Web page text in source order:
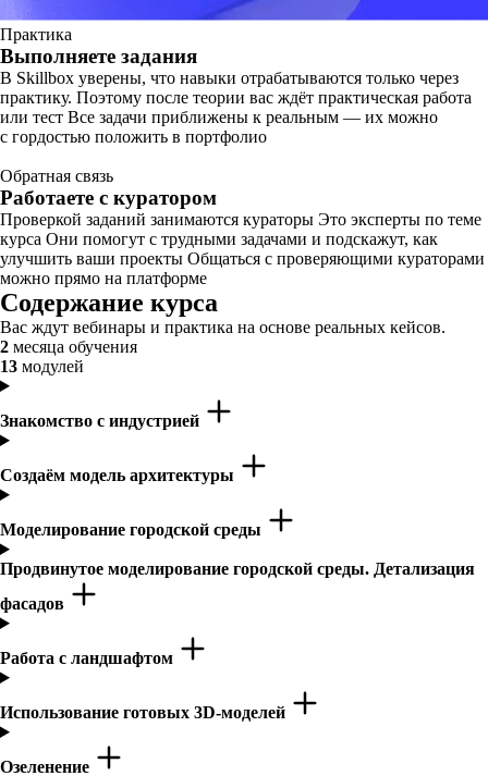
Практика
Выполняете задания
В Skillbox уверены, что навыки отрабатываются только через
практику. Поэтому после теории вас ждёт практическая работа
или тест Все задачи приближены к реальным — их можно
с гордостью положить в портфолио
Обратная связь
Работаете с куратором
Проверкой заданий занимаются кураторы Это эксперты по теме
курса Они помогут с трудными задачами и подскажут, как
улучшить ваши проекты Общаться с проверяющими кураторами
можно прямо на платформе
Содержание курса
Вас ждут вебинары и практика на основе реальных кейсов.
2 месяца обучения
13 модулей
Знакомство с индустрией
Создаём модель архитектуры
Моделирование городской среды
Продвинутое моделирование городской среды. Детализация
фасадов
Работа с ландшафтом
Использование готовых 3D-моделей
Озеленение